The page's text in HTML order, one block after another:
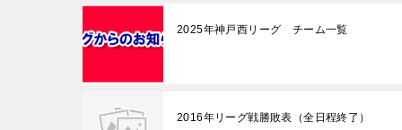
2025年神戸西リーグ チーム一覧
2016年リーグ戦勝敗表（全日程終了）